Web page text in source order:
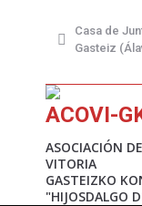
Casa de
Gasteiz
ACOVI-
ASOCIACIÓN
VITORIA
GASTEIZKO
"HIJOSDALGO